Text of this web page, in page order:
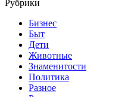
Рубрики
Бизнес
Быт
Дети
Животные
Знаменитости
Политика
Разное